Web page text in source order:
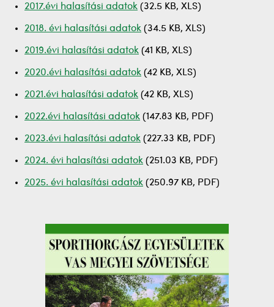
2017.évi halasítási adatok (32.5 KB, XLS)
2018. évi halasítási adatok (34.5 KB, XLS)
2019.évi halasítási adatok (41 KB, XLS)
2020.évi halasítási adatok (42 KB, XLS)
2021.évi halasítási adatok (42 KB, XLS)
2022.évi halasítási adatok (147.83 KB, PDF)
2023.évi halasítási adatok (227.33 KB, PDF)
2024. évi halasítási adatok (251.03 KB, PDF)
2025. évi halasítási adatok (250.97 KB, PDF)